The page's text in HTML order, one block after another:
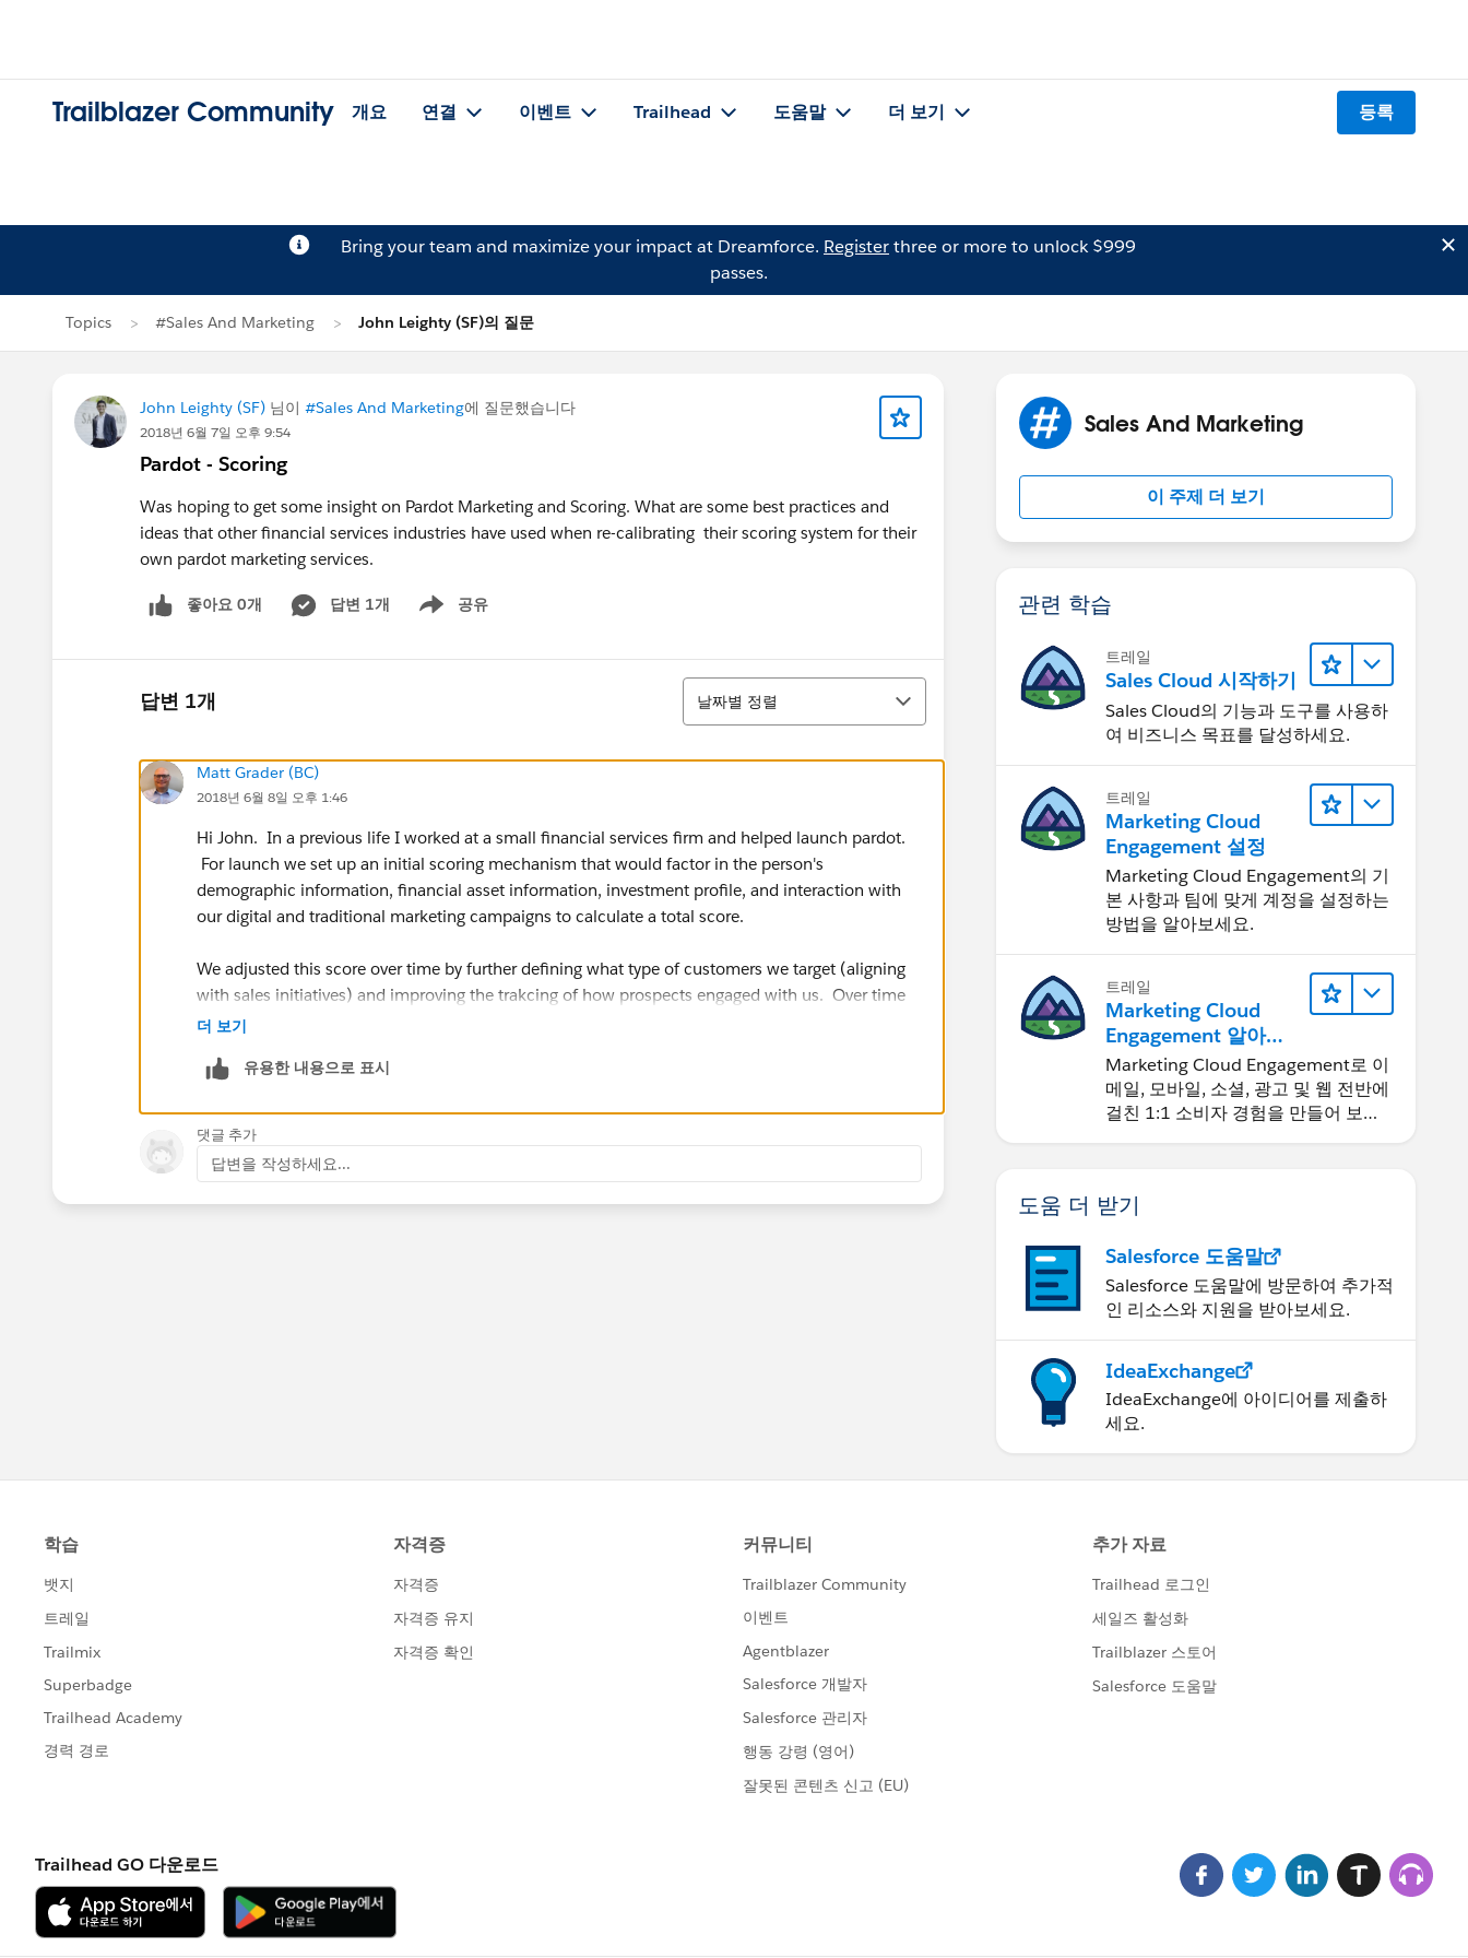
Trailblazer Community 개요 연결 이벤트 Trailhead 도움말 더 보기 등록
Bring your team and maximize your impact at Dreamforce. Registerthree or more to unlock $999
passes.
Topics #Sales And Marketing John Leighty (SF)의 질문
John Leighty (SF) 님이 #Sales And Marketing에 질문했습니다
2018년 6월 7일 오후 9:54
Pardot - Scoring
Was hoping to get some insight on Pardot Marketing and Scoring. What are some best practices and
ideas that other financial services industries have used when re-calibrating their scoring system for their
own pardot marketing services.
좋아요 0개 답변 1개 공유
Show menu
답변 1개
정렬
날짜별 정렬
Matt Grader (BC)
2018년 6월 8일 오후 1:46
Hi John. In a previous life I worked at a small financial services firm and helped launch pardot.
For launch we set up an initial scoring mechanism that would factor in the person's
demographic information, financial asset information, investment profile, and interaction with
our digital and traditional marketing campaigns to calculate a total score.
We adjusted this score over time by further defining what type of customers we target (aligning
with sales initiatives) and improving the trakcing of how prospects engaged with us. Over time
we tried to compare pardot score to conversion rates and identify other factors that should
더 보기
유용한 내용으로 표시
댓글 추가
답변을 작성하세요...
Sales And Marketing
이 주제 더 보기
관련 학습
트레일
Sales Cloud 시작하기
Sales Cloud의 기능과 도구를 사용하
여 비즈니스 목표를 달성하세요.
트레일
Marketing Cloud
Engagement 설정
Marketing Cloud Engagement의 기
본 사항과 팀에 맞게 계정을 설정하는
방법을 알아보세요.
트레일
Marketing Cloud
Engagement 알아보
기
Marketing Cloud Engagement로 이
메일, 모바일, 소셜, 광고 및 웹 전반에
걸친 1:1 소비자 경험을 만들어 보세
도움 더 받기
Salesforce 도움말
Salesforce 도움말에 방문하여 추가적
인 리소스와 지원을 받아보세요.
IdeaExchange
IdeaExchange에 아이디어를 제출하
세요.